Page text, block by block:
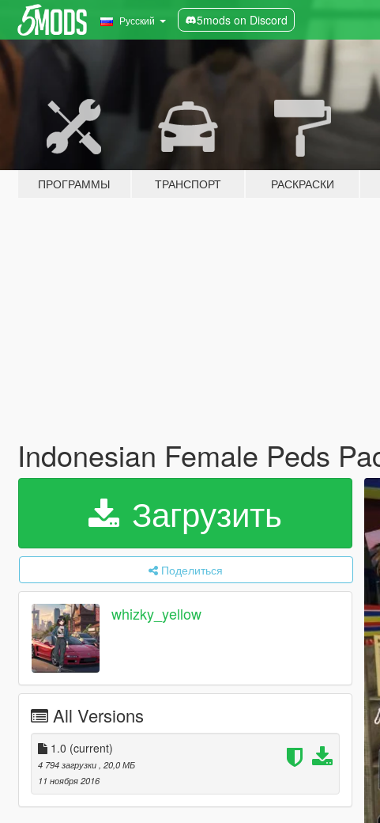
Русский 5mods on Discord
ПРОГРАММЫ ТРАНСПОРТ РАСКРАСКИ
Indonesian Female Peds
Загрузить
Поделиться
whizky_yellow
All Versions
1.0 (current)
4 794 загрузки , 20,0 МБ
11 ноября 2016